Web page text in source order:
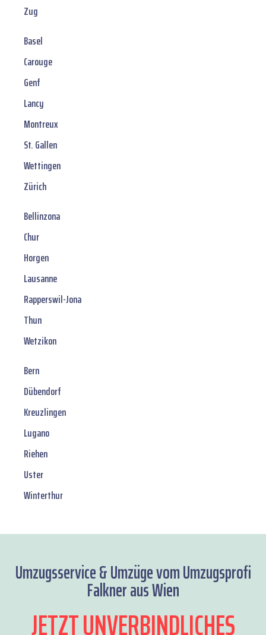
Zug
Basel
Carouge
Genf
Lancy
Montreux
St. Gallen
Wettingen
Zürich
Bellinzona
Chur
Horgen
Lausanne
Rapperswil-Jona
Thun
Wetzikon
Bern
Dübendorf
Kreuzlingen
Lugano
Riehen
Uster
Winterthur
Umzugsservice & Umzüge vom Umzugsprofi
Falkner aus Wien
JETZT UNVERBINDLICHES